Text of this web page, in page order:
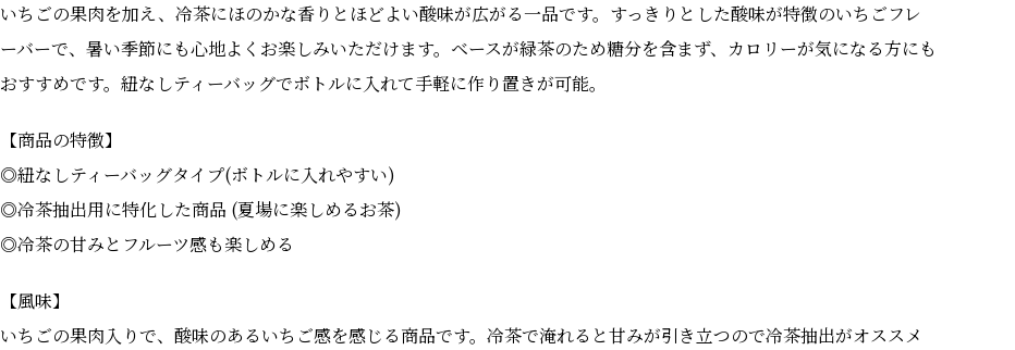
いちごの果肉を加え、冷茶にほのかな香りとほどよい酸味が広がる一品です。すっきりとした酸味が特徴のいちごフレ
ーバーで、暑い季節にも心地よくお楽しみいただけます。ベースが緑茶のため糖分を含まず、カロリーが気になる方にも
おすすめです。紐なしティーバッグでボトルに入れて手軽に作り置きが可能。
【商品の特徴】
◎紐なしティーバッグタイプ(ボトルに入れやすい)
◎冷茶抽出用に特化した商品 (夏場に楽しめるお茶)
◎冷茶の甘みとフルーツ感も楽しめる
【風味】
いちごの果肉入りで、酸味のあるいちご感を感じる商品です。冷茶で淹れると甘みが引き立つので冷茶抽出がオススメ